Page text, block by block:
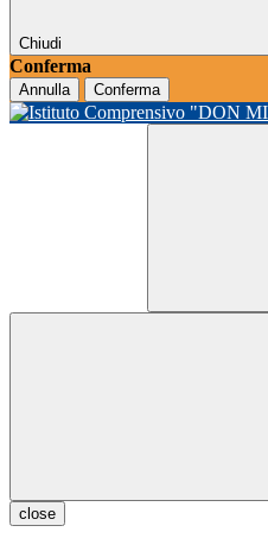
Chiudi
Conferma
Annulla Conferma
close